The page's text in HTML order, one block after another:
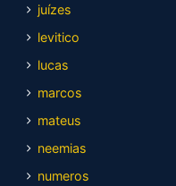
juízes
levitico
lucas
marcos
mateus
neemias
numeros